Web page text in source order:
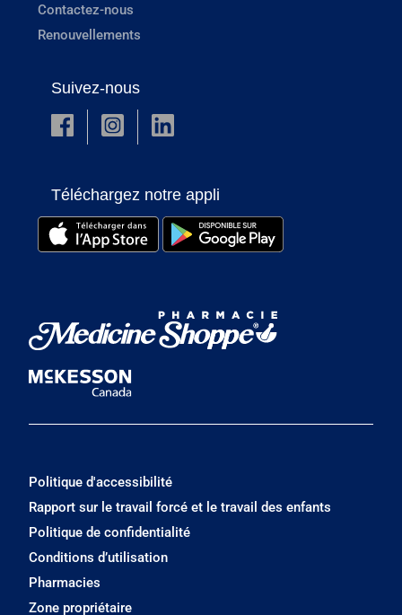
Contactez-nous
Renouvellements
Suivez-nous
Téléchargez notre appli
Politique d'accessibilité
Rapport sur le travail forcé et le travail des enfants
Politique de confidentialité
Conditions d’utilisation
Pharmacies
Zone propriétaire